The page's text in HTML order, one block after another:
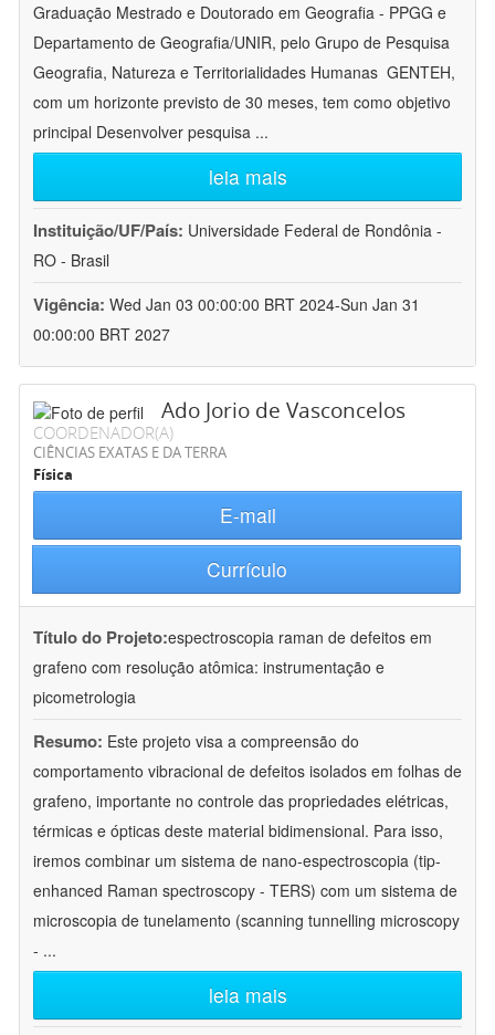
Graduação Mestrado e Doutorado em Geografia - PPGG e
Departamento de Geografia/UNIR, pelo Grupo de Pesquisa
Geografia, Natureza e Territorialidades Humanas  GENTEH,
com um horizonte previsto de 30 meses, tem como objetivo
principal Desenvolver pesquisa ...
leia mais
Instituição/UF/País: Universidade Federal de Rondônia -
RO - Brasil
Vigência: Wed Jan 03 00:00:00 BRT 2024-Sun Jan 31
00:00:00 BRT 2027
Ado Jorio de Vasconcelos
COORDENADOR(A)
CIÊNCIAS EXATAS E DA TERRA
Física
E-mail
Currículo
Título do Projeto:espectroscopia raman de defeitos em
grafeno com resolução atômica: instrumentação e
picometrologia
Resumo: Este projeto visa a compreensão do
comportamento vibracional de defeitos isolados em folhas de
grafeno, importante no controle das propriedades elétricas,
térmicas e ópticas deste material bidimensional. Para isso,
iremos combinar um sistema de nano-espectroscopia (tip-
enhanced Raman spectroscopy - TERS) com um sistema de
microscopia de tunelamento (scanning tunnelling microscopy
- ...
leia mais